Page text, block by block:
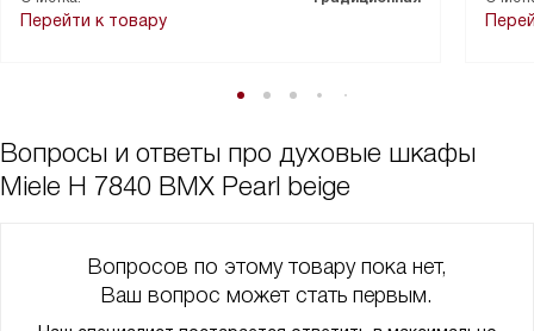
Перейти к товару
Вопросы и ответы про духовые шкафы
Miele H 7840 BMX Pearl beige
Вопросов по этому товару пока нет,
Ваш вопрос может стать первым.